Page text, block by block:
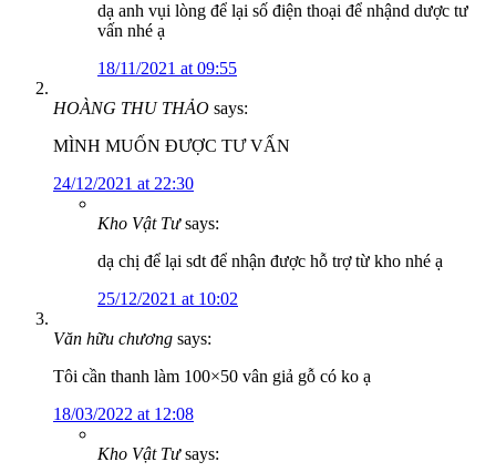
dạ anh vụi lòng để lại số điện thoại để nhậnd dược tư
vấn nhé ạ
18/11/2021 at 09:55
HOÀNG THU THẢO says:
MÌNH MUỐN ĐƯỢC TƯ VẤN
24/12/2021 at 22:30
Kho Vật Tư says:
dạ chị để lại sdt để nhận được hỗ trợ từ kho nhé ạ
25/12/2021 at 10:02
Văn hữu chương says:
Tôi cần thanh làm 100×50 vân giả gỗ có ko ạ
18/03/2022 at 12:08
Kho Vật Tư says: